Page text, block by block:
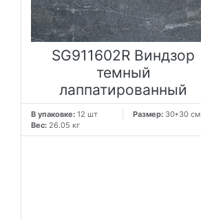
SG911602R Виндзор
темный
лаппатированный
В упаковке: 12 шт Размер: 30*30 см
Вес: 26.05 кг